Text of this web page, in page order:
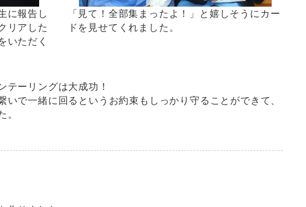
に報告し
リアした
いただく
「見て！全部集まったよ！」と嬉しそうにカー
ドを見せてくれました。
テーリングは大成功！
いで一緒に回るというお約束もしっかり守ることができて、
。